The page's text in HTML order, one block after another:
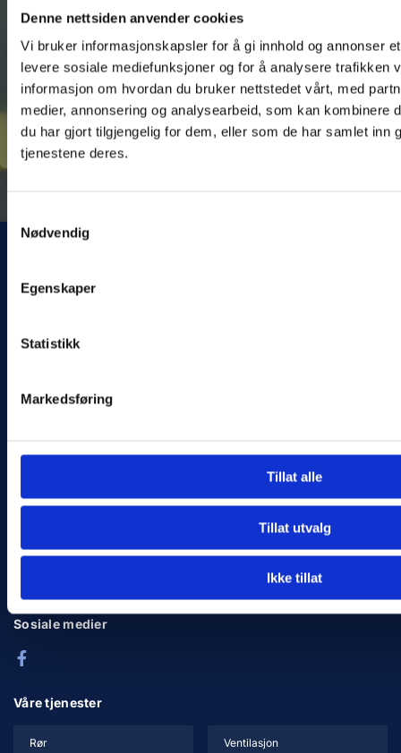
Denne nettsiden anvender cookies
Vi bruker informasjonskapsler for å gi innhold og annonser
levere sosiale mediefunksjoner og for å analysere trafikken
informasjon om hvordan du bruker nettstedet vårt, med
medier, annonsering og analysearbeid, som kan kombinere
du har gjort tilgjengelig for dem, eller som de har samlet inn
tjenestene deres.
Nødvendig
Egenskaper
Statistikk
Markedsføring
Tillat alle
Tillat utvalg
Ikke tillat
LAST OPP DIN CV OG SØKNAD*
Velg fil Ingen fil valgt
Ta kontakt
Adresse
Øvre Eikervei 83a
Sosiale medier
Våre tjenester
Rør Ventilasjon